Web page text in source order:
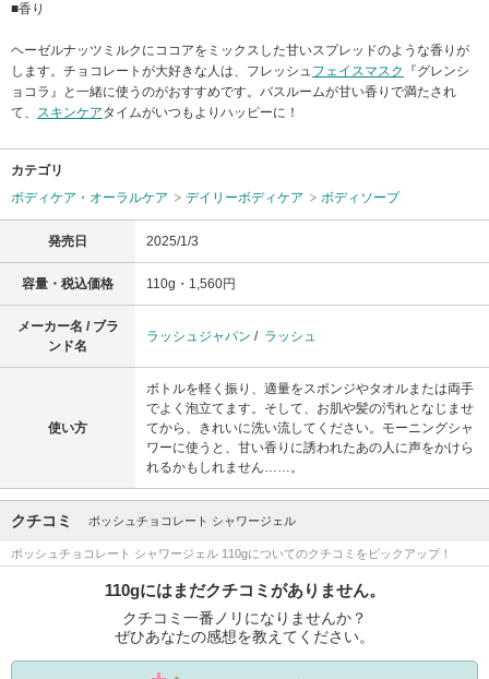
■香り
ヘーゼルナッツミルクにココアをミックスした甘いスプレッドのような香りが
します。チョコレートが大好きな人は、フレッシュフェイスマスク
『グレンシ
ョコラ』と一緒に使うのがおすすめです。バスルームが甘い香りで満たされ
て、 スキンケアタイムがいつもよりハッピーに！
カテゴリ
ボディケア・オーラルケア
デイリーボディケア ボディソープ
発売日 2025/1/3
容量・税込価格 110g・1,560円
メーカー名 / ブラ
ンド名
ラッシュジャパン / ラッシュ
使い方
ボトルを軽く振り、適量をスポンジやタオルまたは両手
でよく泡立てます。そして、お肌や髪の汚れとなじませ
てから、きれいに洗い流してください。モーニングシャ
ワーに使うと、甘い香りに誘われたあの人に声をかけら
れるかもしれません……。
クチコミ ポッシュチョコレート シャワージェル
ポッシュチョコレート シャワージェル 110gについてのクチコミをピックアップ！
110gにはまだクチコミがありません。
クチコミ一番ノリになりませんか？
ぜひあなたの感想を教えてください。